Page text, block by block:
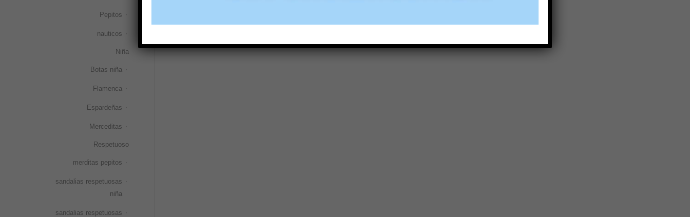
Pepitos
nauticos
Niña
Botas niña
Flamenca
Espardeñas
Merceditas
Respetuoso
merditas pepitos
sandalias respetuosas
niña
sandalias respetuosas